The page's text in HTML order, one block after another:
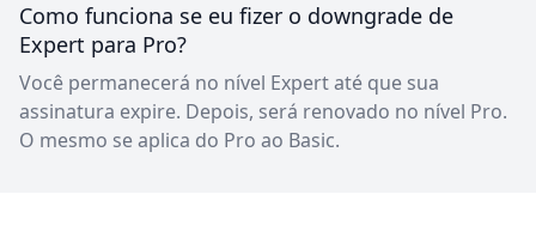
Como funciona se eu fizer o downgrade de
Expert para Pro?
Você permanecerá no nível Expert até que sua
assinatura expire. Depois, será renovado no nível Pro.
O mesmo se aplica do Pro ao Basic.